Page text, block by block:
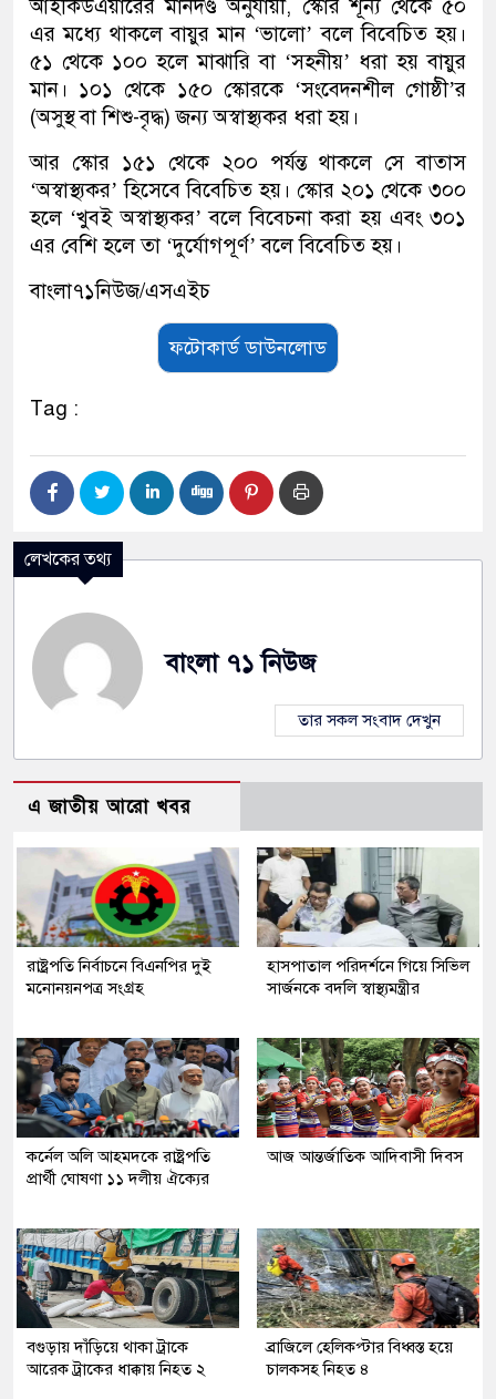
আইকিউএয়ারের মানদণ্ড অনুযায়ী, স্কোর শূন্য থেকে ৫০
এর মধ্যে থাকলে বায়ুর মান ‘ভালো’ বলে বিবেচিত হয়।
৫১ থেকে ১০০ হলে মাঝারি বা ‘সহনীয়’ ধরা হয় বায়ুর
মান। ১০১ থেকে ১৫০ স্কোরকে ‘সংবেদনশীল গোষ্ঠী’র
(অসুস্থ বা শিশু-বৃদ্ধ) জন্য অস্বাস্থ্যকর ধরা হয়।
আর স্কোর ১৫১ থেকে ২০০ পর্যন্ত থাকলে সে বাতাস
‘অস্বাস্থ্যকর’ হিসেবে বিবেচিত হয়। স্কোর ২০১ থেকে ৩০০
হলে ‘খুবই অস্বাস্থ্যকর’ বলে বিবেচনা করা হয় এবং ৩০১
এর বেশি হলে তা ‘দুর্যোগপূর্ণ’ বলে বিবেচিত হয়।
বাংলা৭১নিউজ/এসএইচ
ফটোকার্ড ডাউনলোড
Tag :
লেখকের তথ্য
বাংলা ৭১ নিউজ
তার সকল সংবাদ দেখুন
এ জাতীয় আরো খবর
রাষ্ট্রপতি নির্বাচনে বিএনপির দুই
মনোনয়নপত্র সংগ্রহ
হাসপাতাল পরিদর্শনে গিয়ে সিভিল
সার্জনকে বদলি স্বাস্থ্যমন্ত্রীর
কর্নেল অলি আহমদকে রাষ্ট্রপতি
প্রার্থী ঘোষণা ১১ দলীয় ঐক্যের
আজ আন্তর্জাতিক আদিবাসী দিবস
বগুড়ায় দাঁড়িয়ে থাকা ট্রাকে
আরেক ট্রাকের ধাক্কায় নিহত ২
ব্রাজিলে হেলিকপ্টার বিধ্বস্ত হয়ে
চালকসহ নিহত ৪